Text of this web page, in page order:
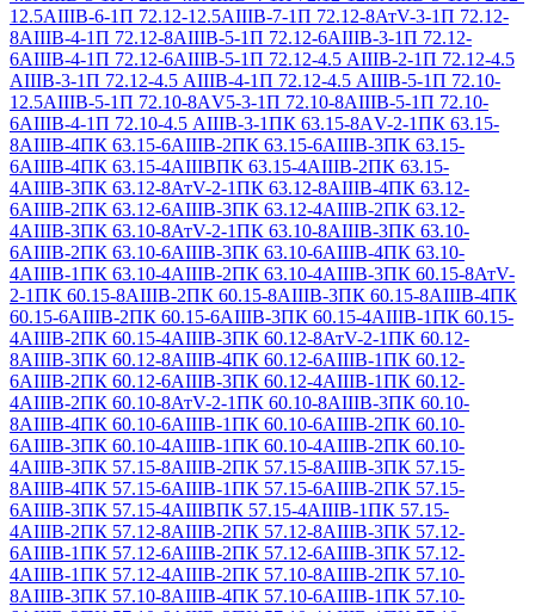
12.5АIIIВ-6-1П 72.12-12.5АIIIВ-7-1П 72.12-8АтV-3-1П 72.12-
8АIIIВ-4-1П 72.12-8АIIIВ-5-1П 72.12-6АIIIВ-3-1П 72.12-
6АIIIВ-4-1П 72.12-6АIIIВ-5-1П 72.12-4.5 АIIIВ-2-1П 72.12-4.5
АIIIВ-3-1П 72.12-4.5 АIIIВ-4-1П 72.12-4.5 АIIIВ-5-1П 72.10-
12.5АIIIВ-5-1П 72.10-8АV5-3-1П 72.10-8АIIIВ-5-1П 72.10-
6АIIIВ-4-1П 72.10-4.5 АIIIВ-3-1ПК 63.15-8АV-2-1ПК 63.15-
8АIIIВ-4ПК 63.15-6АIIIВ-2ПК 63.15-6АIIIВ-3ПК 63.15-
6АIIIВ-4ПК 63.15-4АIIIВПК 63.15-4АIIIВ-2ПК 63.15-
4АIIIВ-3ПК 63.12-8АтV-2-1ПК 63.12-8АIIIВ-4ПК 63.12-
6АIIIВ-2ПК 63.12-6АIIIВ-3ПК 63.12-4АIIIВ-2ПК 63.12-
4АIIIВ-3ПК 63.10-8АтV-2-1ПК 63.10-8АIIIВ-3ПК 63.10-
6АIIIВ-2ПК 63.10-6АIIIВ-3ПК 63.10-6АIIIВ-4ПК 63.10-
4АIIIВ-1ПК 63.10-4АIIIВ-2ПК 63.10-4АIIIВ-3ПК 60.15-8АтV-
2-1ПК 60.15-8АIIIВ-2ПК 60.15-8АIIIВ-3ПК 60.15-8АIIIВ-4ПК
60.15-6АIIIВ-2ПК 60.15-6АIIIВ-3ПК 60.15-4АIIIВ-1ПК 60.15-
4АIIIВ-2ПК 60.15-4АIIIВ-3ПК 60.12-8АтV-2-1ПК 60.12-
8АIIIВ-3ПК 60.12-8АIIIВ-4ПК 60.12-6АIIIВ-1ПК 60.12-
6АIIIВ-2ПК 60.12-6АIIIВ-3ПК 60.12-4АIIIВ-1ПК 60.12-
4АIIIВ-2ПК 60.10-8АтV-2-1ПК 60.10-8АIIIВ-3ПК 60.10-
8АIIIВ-4ПК 60.10-6АIIIВ-1ПК 60.10-6АIIIВ-2ПК 60.10-
6АIIIВ-3ПК 60.10-4АIIIВ-1ПК 60.10-4АIIIВ-2ПК 60.10-
4АIIIВ-3ПК 57.15-8АIIIВ-2ПК 57.15-8АIIIВ-3ПК 57.15-
8АIIIВ-4ПК 57.15-6АIIIВ-1ПК 57.15-6АIIIВ-2ПК 57.15-
6АIIIВ-3ПК 57.15-4АIIIВПК 57.15-4АIIIВ-1ПК 57.15-
4АIIIВ-2ПК 57.12-8АIIIВ-2ПК 57.12-8АIIIВ-3ПК 57.12-
6АIIIВ-1ПК 57.12-6АIIIВ-2ПК 57.12-6АIIIВ-3ПК 57.12-
4АIIIВ-1ПК 57.12-4АIIIВ-2ПК 57.10-8АIIIВ-2ПК 57.10-
8АIIIВ-3ПК 57.10-8АIIIВ-4ПК 57.10-6АIIIВ-1ПК 57.10-